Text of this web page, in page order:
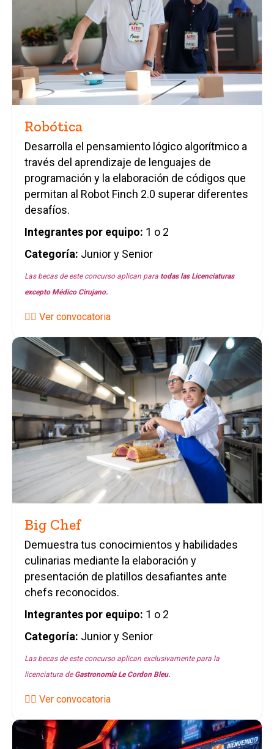
Robótica
Desarrolla el pensamiento lógico algorítmico a
través del aprendizaje de lenguajes de
programación y la elaboración de códigos que
permitan al Robot Finch 2.0 superar diferentes
desafíos.
Integrantes por equipo: 1 o 2
Categoría: Junior y Senior
Las becas de este concurso aplican para todas lasLicenciaturas
excepto Médico Cirujano.
👉🏼 Ver convocatoria
Big Chef
Demuestra tus conocimientos y habilidades
culinarias mediante la elaboración y
presentación de platillos desafiantes ante
chefs reconocidos.
Integrantes por equipo: 1 o 2
Categoría: Junior y Senior
Las becas de este concurso aplican exclusivamente para la
licenciatura de Gastronomía Le Cordon Bleu.
👉🏼 Ver convocatoria